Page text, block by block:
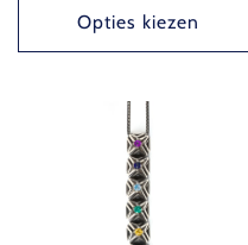
Opties kiezen